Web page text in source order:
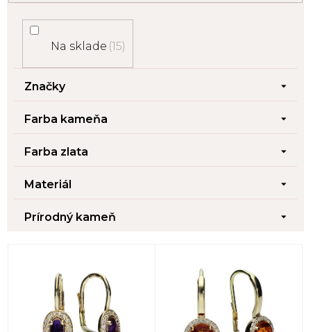
Na sklade 15
Značky
Farba kameňa
Farba zlata
Materiál
Prírodný kameň